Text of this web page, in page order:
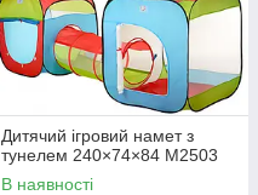
Дитячий ігровий намет з
тунелем 240×74×84 М2503
В наявності